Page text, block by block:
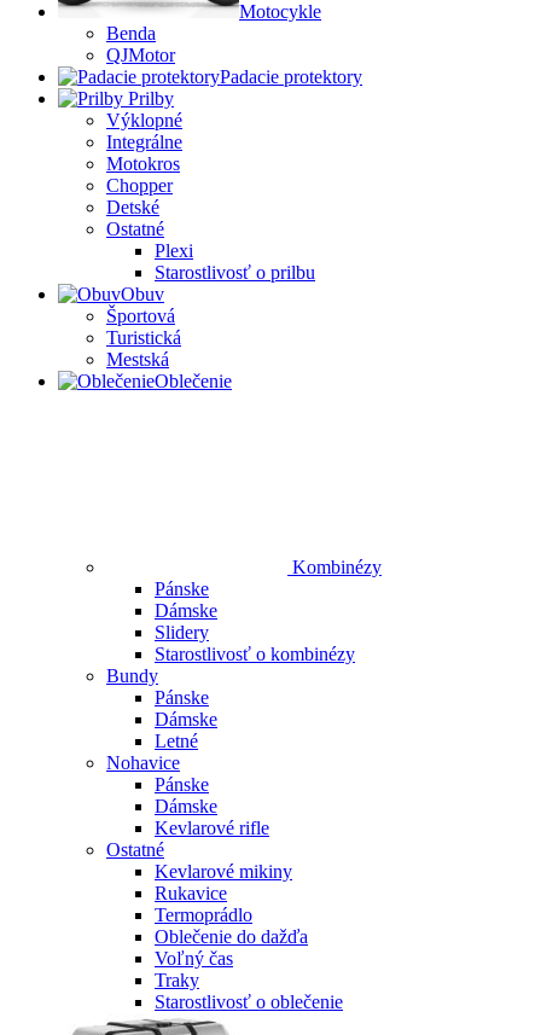
Motocykle
Benda
QJMotor
Padacie protektory
Prilby
Výklopné
Integrálne
Motokros
Chopper
Detské
Ostatné
Plexi
Starostlivosť o prilbu
Obuv
Športová
Turistická
Mestská
Oblečenie
Kombinézy
Pánske
Dámske
Slidery
Starostlivosť o kombinézy
Bundy
Pánske
Dámske
Letné
Nohavice
Pánske
Dámske
Kevlarové rifle
Ostatné
Kevlarové mikiny
Rukavice
Termoprádlo
Oblečenie do dažďa
Voľný čas
Traky
Starostlivosť o oblečenie